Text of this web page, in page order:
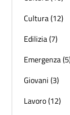
Cultura (12)
Edilizia (7)
Emergenza
Giovani (3)
Lavoro (12)